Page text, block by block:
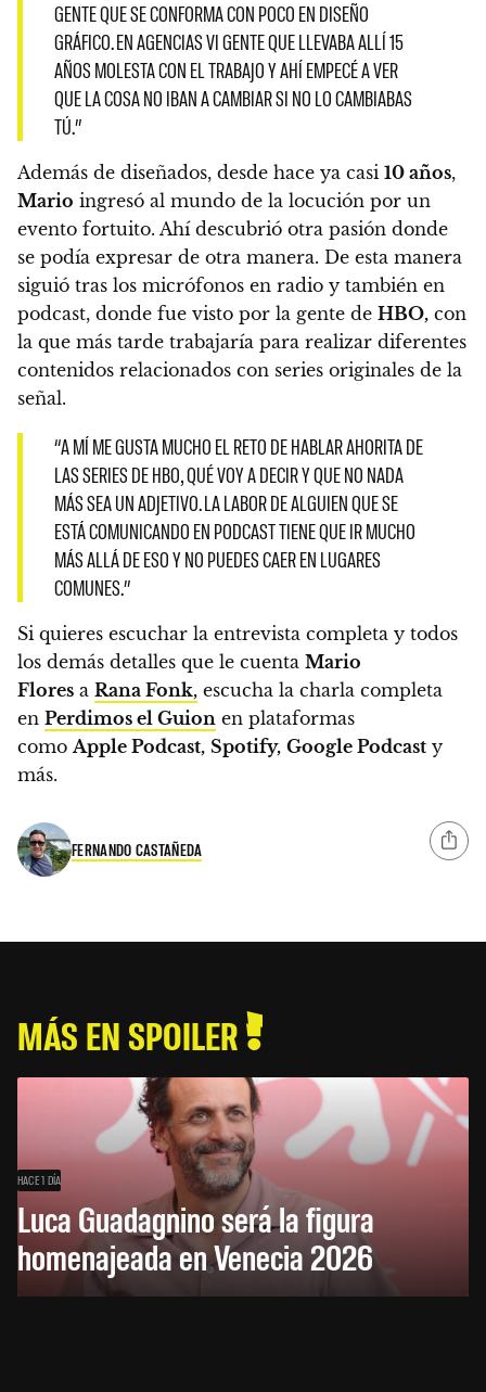
GENTE QUE SE CONFORMA CON POCO EN DISEÑO
GRÁFICO. EN AGENCIAS VI GENTE QUE LLEVABA ALLÍ 15
AÑOS MOLESTA CON EL TRABAJO Y AHÍ EMPECÉ A VER
QUE LA COSA NO IBAN A CAMBIAR SI NO LO CAMBIABAS
TÚ.”
Además de diseñados, desde hace ya casi 10 años,
Mario ingresó al mundo de la locución por un
evento fortuito. Ahí descubrió otra pasión donde
se podía expresar de otra manera. De esta manera
siguió tras los micrófonos en radio y también en
podcast, donde fue visto por la gente de HBO, con
la que más tarde trabajaría para realizar diferentes
contenidos relacionados con series originales de la
señal.
“A MÍ ME GUSTA MUCHO EL RETO DE HABLAR AHORITA DE
LAS SERIES DE HBO, QUÉ VOY A DECIR Y QUE NO NADA
MÁS SEA UN ADJETIVO. LA LABOR DE ALGUIEN QUE SE
ESTÁ COMUNICANDO EN PODCAST TIENE QUE IR MUCHO
MÁS ALLÁ DE ESO Y NO PUEDES CAER EN LUGARES
COMUNES.”
Si quieres escuchar la entrevista completa y todos
los demás detalles que le cuenta Mario
Flores a Rana Fonk, escucha la charla completa
en Perdimos el Guion en plataformas
comoApple Podcast, Spotify, Google Podcast y
más.
FERNANDO CASTAÑEDA
MÁS EN SPOILER
HACE 1 DÍA
Luca Guadagnino será la figura
homenajeada en Venecia 2026